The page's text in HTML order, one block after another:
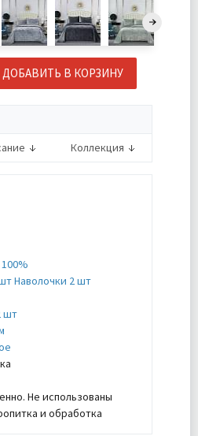
ДОБАВИТЬ В КОРЗИНУ
Коллекция
Наволочки 2 шт
шт
Не использованы
и обработка